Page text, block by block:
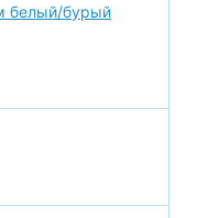
белый/бурый